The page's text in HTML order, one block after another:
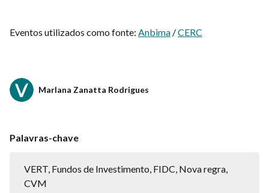
Eventos utilizados como fonte: Anbima /CERC
Marlana Zanatta Rodrigues
Palavras-chave
VERT, Fundos de Investimento, FIDC, Nova regra,
CVM